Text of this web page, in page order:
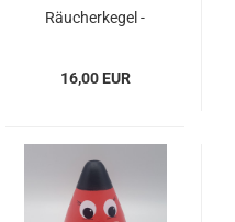
Räucherkegel -
16,00 EUR